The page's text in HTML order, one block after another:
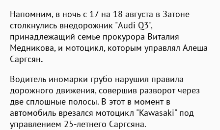
Напомним, в ночь с 17 на 18 августа в Затоне
столкнулись внедорожник "Audi Q3",
принадлежащий семье прокурора Виталия
Медникова, и мотоцикл, которым управлял Алеша
Саргсян.
Водитель иномарки грубо нарушил правила
дорожного движения, совершив разворот через
две сплошные полосы. В этот в момент в
автомобиль врезался мотоцикл "Kawasaki" под
управлением 25-летнего Саргсяна.